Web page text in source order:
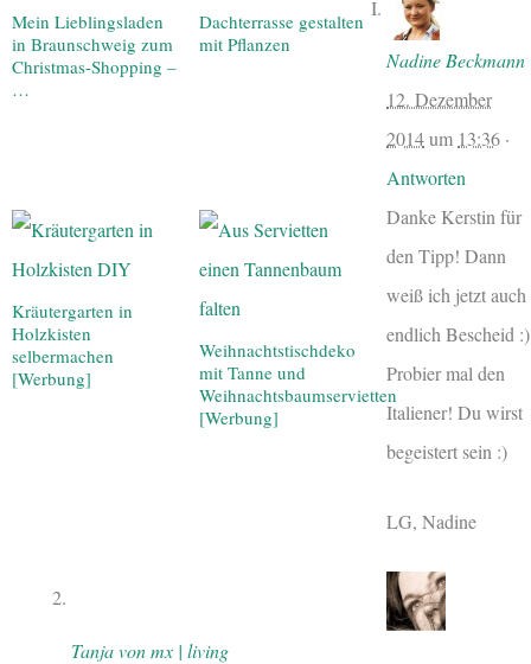
Mein Lieblingsladen
in Braunschweig zum
Christmas-Shopping –
…
Dachterrasse gestalten
mit Pflanzen
Kräutergarten in
Holzkisten
selbermachen
[Werbung]
Weihnachtstischdeko
mit Tanne und
Weihnachtsbaumservietten
[Werbung]
Nadine Beckmann
12. Dezember
2014um 13:36 ·
Antworten
Danke Kerstin für
den Tipp! Dann
weiß ich jetzt auch
endlich Bescheid :)
Probier mal den
Italiener! Du wirst
begeistert sein :)
LG, Nadine
Tanja von mx | living